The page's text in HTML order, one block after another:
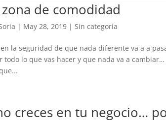
de comodidad
| May 28, 2019 |Sin categoría
la seguridad de que nada diferente va a a
todo lo que vas hacer y que nada va a
creces en tu negocio…